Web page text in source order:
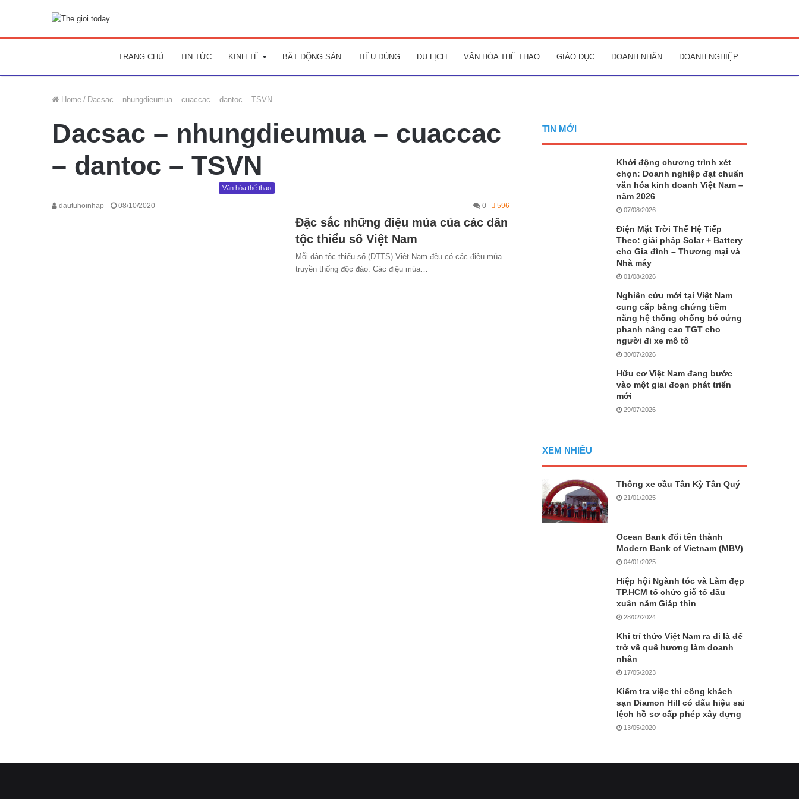
TRANG CHỦ TIN TỨC KINH TẾ BẤT ĐỘNG SẢN TIÊU DÙNG DU LỊCH VĂN HÓA THỂ THAO GIÁO DỤC DOANH NHÂN DOANH NGHIỆP
Home / Dacsac – nhungdieumua – cuaccac – dantoc – TSVN
Dacsac – nhungdieumua – cuaccac
– dantoc – TSVN
Văn hóa thể thao
dautuhoinhap 08/10/2020 0 596
Đặc sắc những điệu múa của các dân
tộc thiểu số Việt Nam
Mỗi dân tộc thiểu số (DTTS) Việt Nam đều có các điệu múa
truyền thống độc đáo. Các điệu múa…
TIN MỚI
Khởi động chương trình xét
chọn: Doanh nghiệp đạt chuẩn
văn hóa kinh doanh Việt Nam –
năm 2026
07/08/2026
Điện Mặt Trời Thế Hệ Tiếp
Theo: giải pháp Solar + Battery
cho Gia đình – Thương mại và
Nhà máy
01/08/2026
Nghiên cứu mới tại Việt Nam
cung cấp bằng chứng tiềm
năng hệ thống chống bó cứng
phanh nâng cao TGT cho
người đi xe mô tô
30/07/2026
Hữu cơ Việt Nam đang bước
vào một giai đoạn phát triển
mới
29/07/2026
XEM NHIỀU
Thông xe cầu Tân Kỳ Tân Quý
21/01/2025
Ocean Bank đổi tên thành
Modern Bank of Vietnam (MBV)
04/01/2025
Hiệp hội Ngành tóc và Làm đẹp
TP.HCM tổ chức giỗ tổ đầu
xuân năm Giáp thìn
28/02/2024
Khi trí thức Việt Nam ra đi là để
trở về quê hương làm doanh
nhân
17/05/2023
Kiểm tra việc thi công khách
sạn Diamon Hill có dấu hiệu sai
lệch hồ sơ cấp phép xây dựng
13/05/2020